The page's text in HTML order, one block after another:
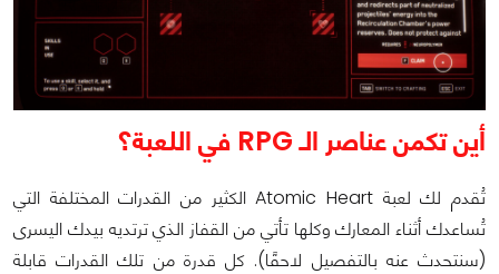
أين تكمن عناصر الـ RPG في اللعبة؟
تُقدم لك لعبة Atomic Heart الكثير من القدرات المختلفة التي
تُساعدك أثناء المعارك وكلها تأتي من القفاز الذي ترتديه بيدك اليسرى
(سنتحدث عنه بالتفصيل لاحقًا). كل قدرة من تلك القدرات قابلة